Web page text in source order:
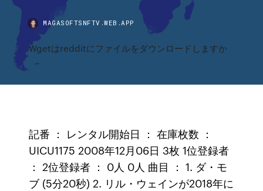
MAGASOFTSNFTV.WEB.APP
Wgetはredditにファイルをダウンロードしますか
記番 ： レンタル開始日 ： 在庫枚数 ：
UICU1175 2008年12月06日 3枚 1位登録者
： 2位登録者 ： 0人 0人 曲目 ： 1. ダ・モ
ブ (5分20秒) 2. リル・ウェインが2018年に